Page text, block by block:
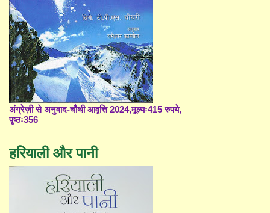
अंग्रेज़ी से अनुवाद-चौथी आवृत्ति 2024,मूल्यः415 रुपये,
पृष्ठः356
हरियाली और पानी